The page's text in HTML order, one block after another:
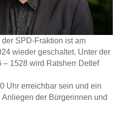
SPD-Fraktion ist am
wieder geschaltet. Unter der
– 1528 wird Ratsherr Detlef
Uhr erreichbar sein und ein
Anliegen der Bürgerinnen und